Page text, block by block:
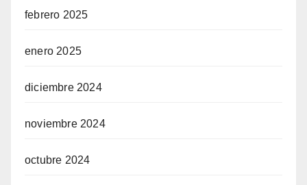
febrero 2025
enero 2025
diciembre 2024
noviembre 2024
octubre 2024